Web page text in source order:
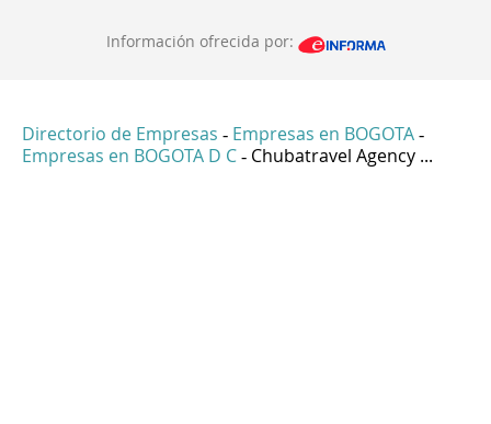
Información ofrecida por:
Directorio de Empresas - Empresas en BOGOTA -
Empresas en BOGOTA D C - Chubatravel Agency ...